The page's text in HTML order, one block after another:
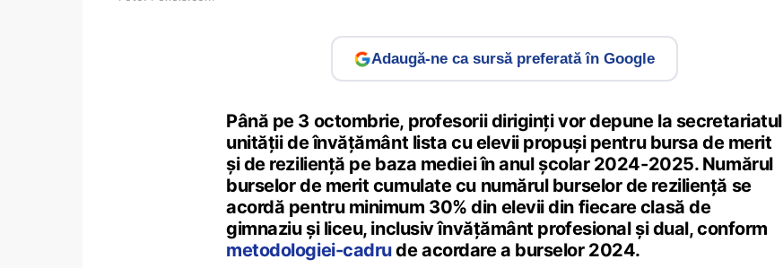
Adaugă-ne ca sursă preferată în Google
Până pe 3 octombrie, profesorii diriginți vor depune la secretariatul
unității de învățământ lista cu elevii propuși pentru bursa de merit
și de reziliență pe baza mediei în anul școlar 2024-2025. Numărul
burselor de merit cumulate cu numărul burselor de reziliență se
acordă pentru minimum 30% din elevii din fiecare clasă de
gimnaziu și liceu, inclusiv învățământ profesional și dual, conform
metodologiei-cadrude acordare a burselor 2024.